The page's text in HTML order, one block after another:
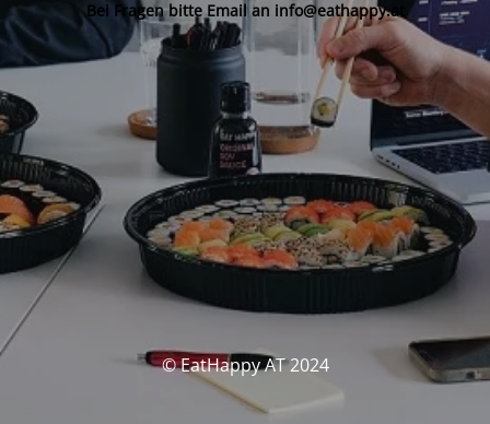
Bei Fragen bitte Email an info@eathappy.at
© EatHappy AT 2024